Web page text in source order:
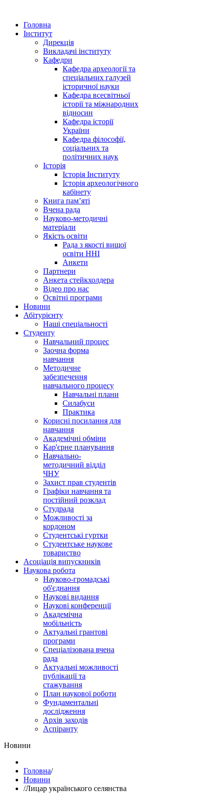
Головна
Інститут
Дирекція
Викладачі інституту
Кафедри
Кафедра археології та
спеціальних галузей
історичної науки
Кафедра всесвітньої
історії та міжнародних
відносин
Кафедра історії
України
Кафедра філософії,
соціальних та
політичних наук
Історія
Історія Інституту
Історія археологічного
кабінету
Книга памʼяті
Вчена рада
Науково-методичні
матеріали
Якість освіти
Рада з якості вищої
освіти ННІ
Анкети
Партнери
Анкета стейкхолдера
Відео про нас
Освітні програми
Hовини
Абітурієнту
Наші спеціальності
Студенту
Навчальний процес
Заочна форма
навчання
Методичне
забезпечення
навчального процесу
Навчальні плани
Силабуси
Практика
Корисні посилання для
навчання
Академічні обміни
Кар'єрне планування
Навчально-
методичний відділ
ЧНУ
Захист прав студентів
Графіки навчання та
постійний розклад
Студрада
Можливості за
кордоном
Студентські гуртки
Студентське наукове
товариство
Асоціація випускників
Наукова робота
Науково-громадські
об'єднання
Наукові видання
Наукові конференції
Академічна
мобільність
Актуальні грантові
програми
Спеціалізована вчена
рада
Актуальні можливості
публікації та
стажування
План наукової роботи
Фундаментальні
дослідження
Архів заходів
Аспіранту
Hовини
Головна/
Hовини
/Лицар українського селянства